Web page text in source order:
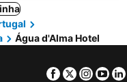
Água d'Alma Hotel
Facebook
Twitter